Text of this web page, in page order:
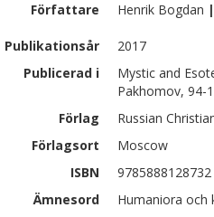
Författare Henrik Bogdan |
Publikationsår
2017
Publicerad i
Mystic and
Pakhomov, 94-
Förlag
Russian
Förlagsort
Moscow
ISBN
9785888128732
Ämnesord
Humaniora